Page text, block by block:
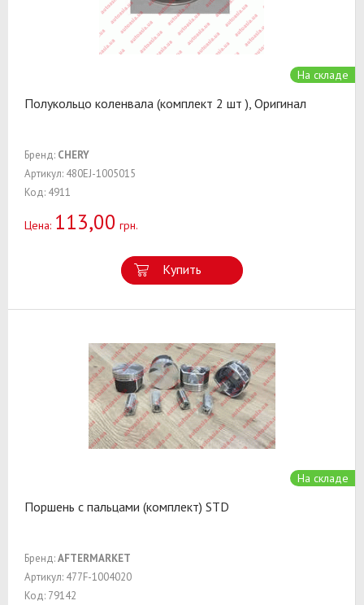
На складе
Полукольцо коленвала (комплект 2 шт ), Оригинал
Бренд: CHERY
Артикул: 480EJ-1005015
Код: 4911
Цена: 113,00 грн.
Купить
На складе
Поршень с пальцами (комплект) STD
Бренд:AFTERMARKET
Артикул: 477F-1004020
Код: 79142